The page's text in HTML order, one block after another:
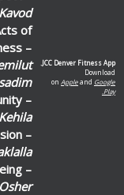
JCC Denver Fitness App.
Download
on Appleand Google
Play.
Kavod
of
–
–
Kehila
–
–
Osher